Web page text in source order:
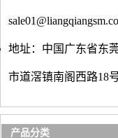
地址：中国广东省东
市道滘镇南阁西路18
产品分类